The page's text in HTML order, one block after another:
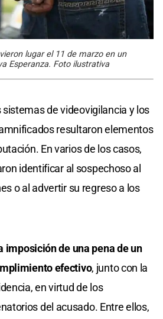
lugar el 11 de marzo en un
Esperanza. Foto ilustrativa
de videovigilancia y los
resultaron elementos
En varios de los casos,
identificar al sospechoso al
o al advertir su regreso a los
imposición de una pena de un
efectivo, junto con la
en virtud de los
del acusado. Entre ellos,